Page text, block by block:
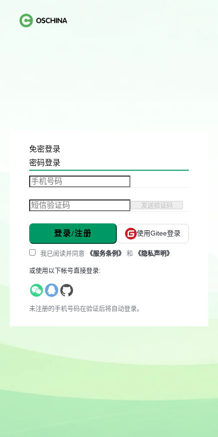
免密登录
密码登录
发送验证码
登录/注册 使用Gitee登录
我已阅读并同意 《服务条例》 和 《隐私声明》
或使用以下帐号直接登录:
未注册的手机号码在验证后将自动登录。